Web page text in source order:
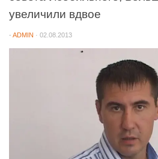
увеличили вдвое
- ADMIN · 02.08.2013